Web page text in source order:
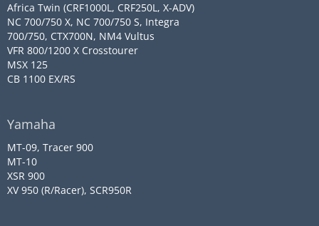
Africa Twin (CRF1000L, CRF250L, X-ADV)
NC 700/750 X, NC 700/750 S, Integra
700/750, CTX700N, NM4 Vultus
VFR 800/1200 X Crosstourer
MSX 125
CB 1100 EX/RS
Yamaha
MT-09, Tracer 900
MT-10
XSR 900
XV 950 (R/Racer), SCR950R